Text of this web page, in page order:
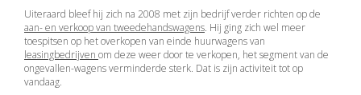
Uiteraard bleef hij zich na 2008 met zijn bedrijf verder richten op de
aan- en verkoop van tweedehandswagens. Hij ging zich wel meer
toespitsen op het overkopen van einde huurwagens van
leasingbedrijven om deze weer door te verkopen, het segment van de
ongevallen-wagens verminderde sterk. Dat is zijn activiteit tot op
vandaag.